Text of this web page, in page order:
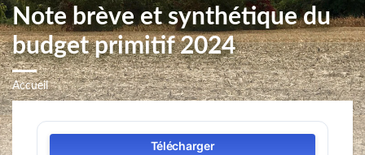
Note brève et synthétique du
budget primitif 2024
Accueil
Télécharger